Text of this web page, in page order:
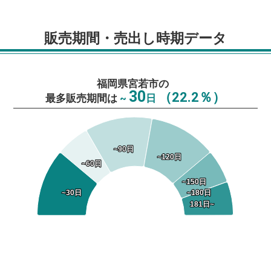
販売期間・売出し時期データ
福岡県宮若市の
最多販売期間は ~ 30日 （22.2％）
~30日
~30日
~60日
~60日
~90日
~90日
~120日
~120日
~150日
~150日
~180日
~180日
181日~
181日~